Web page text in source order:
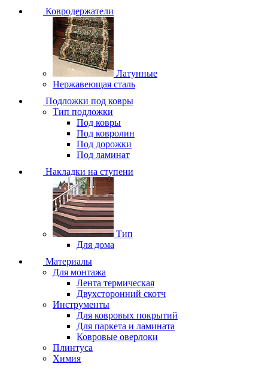
Ковродержатели
Латунные
Нержавеющая сталь
Подложки под ковры
Тип подложки
Под ковры
Под ковролин
Под дорожки
Под ламинат
Накладки на ступени
Тип
Для дома
Материалы
Для монтажа
Лента термическая
Двухсторонний скотч
Инструменты
Для ковровых покрытий
Для паркета и ламината
Ковровые оверлоки
Плинтуса
Химия